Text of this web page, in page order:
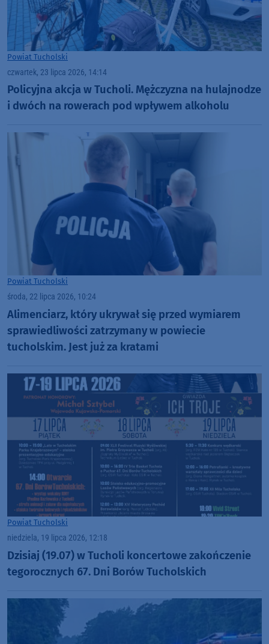
Powiat Tucholski
czwartek, 23 lipca 2026, 14:14
Policyjna akcja w Tucholi. Mężczyzna na hulajnodze
i dwóch na rowerach pod wpływem alkoholu
Powiat Tucholski
środa, 22 lipca 2026, 10:24
Alimenciarz, który ukrywał się przed wymiarem
sprawiedliwości zatrzymany w powiecie
tucholskim. Jest już za kratami
Powiat Tucholski
niedziela, 19 lipca 2026, 12:18
Dzisiaj (19.07) w Tucholi koncertowe zakończenie
tegorocznych 67. Dni Borów Tucholskich